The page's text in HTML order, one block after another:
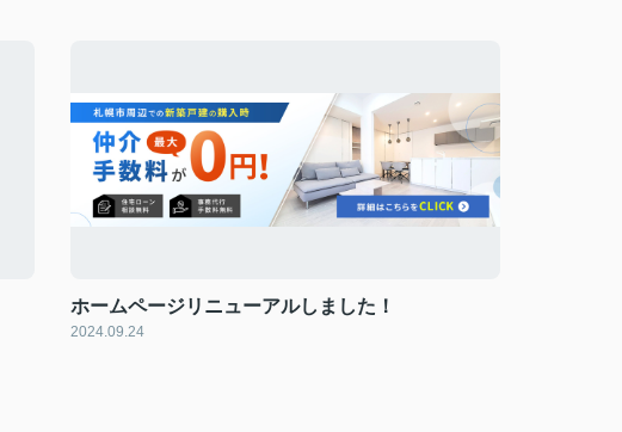
ホームページリニューアルしました！
2024.09.24